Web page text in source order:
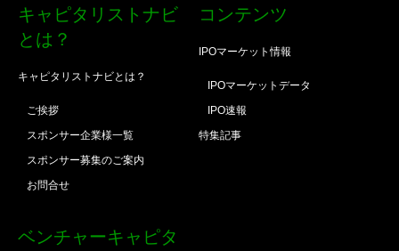
キャピタリストナビ
とは？
キャピタリストナビとは？
ご挨拶
スポンサー企業様一覧
スポンサー募集のご案内
お問合せ
コンテンツ
IPOマーケット情報
IPOマーケットデータ
IPO速報
特集記事
ベンチャーキャピタ